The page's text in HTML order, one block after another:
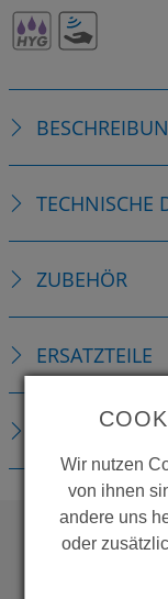
TECHNISCHE
ZUBEHÖR
ERSATZTEILE
DOWNLOADS
Wir nutzen
von ihnen
andere uns
oder